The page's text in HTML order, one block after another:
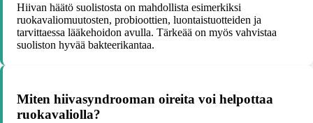
Hiivan häätö suolistosta on mahdollista esimerkiksi
ruokavaliomuutosten, probioottien, luontaistuotteiden ja
tarvittaessa lääkehoidon avulla. Tärkeää on myös vahvistaa
suoliston hyvää bakteerikantaa.
Miten hiivasyndrooman oireita voi helpottaa
ruokavaliolla?